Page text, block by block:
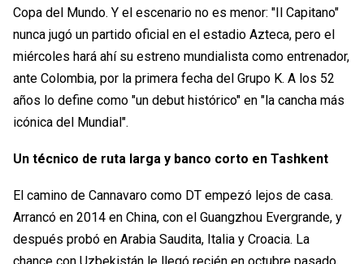
Copa del Mundo. Y el escenario no es menor: "Il Capitano"
nunca jugó un partido oficial en el estadio Azteca, pero el
miércoles hará ahí su estreno mundialista como entrenador,
ante Colombia, por la primera fecha del Grupo K. A los 52
años lo define como "un debut histórico" en "la cancha más
icónica del Mundial".
Un técnico de ruta larga y banco corto en Tashkent
El camino de Cannavaro como DT empezó lejos de casa.
Arrancó en 2014 en China, con el Guangzhou Evergrande, y
después probó en Arabia Saudita, Italia y Croacia. La